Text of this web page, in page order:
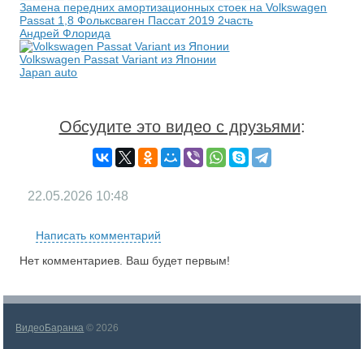
Замена передних амортизационных стоек на Volkswagen
Passat 1,8 Фольксваген Пассат 2019 2часть
Андрей Флорида
Volkswagen Passat Variant из Японии
Japan auto
Обсудите это видео с друзьями:
22.05.2026 10:48
Написать комментарий
Нет комментариев. Ваш будет первым!
ВидеоБаранка © 2026